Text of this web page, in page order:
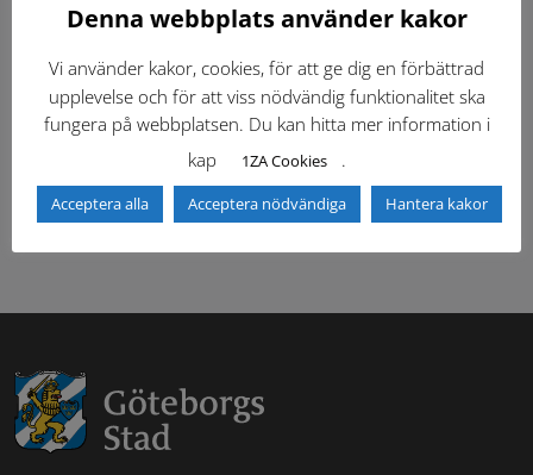
Dokumentbibliotek Kontaktlista
Tidigare versioner Nyheter
Säkerhetsordningen
Denna webbplats använder kakor
Vi använder kakor, cookies, för att ge dig en förbättrad
upplevelse och för att viss nödvändig funktionalitet ska
fungera på webbplatsen. Du kan hitta mer information i
kap
1ZA Cookies .
Acceptera alla Acceptera nödvändiga Hantera kakor